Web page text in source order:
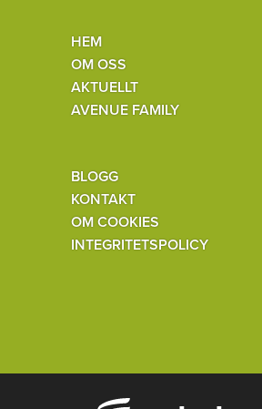
HEM
OM OSS
AKTUELLT
AVENUE FAMILY
BLOGG
KONTAKT
OM COOKIES
INTEGRITETSPOLICY